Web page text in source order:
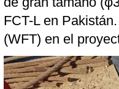
FCT-L en
(WFT) en el